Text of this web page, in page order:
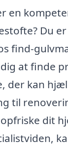
en
Du
find-
at finde
der kan
til
dit